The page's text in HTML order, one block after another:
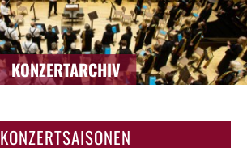
KONZERTARCHIV
KONZERTSAISONEN